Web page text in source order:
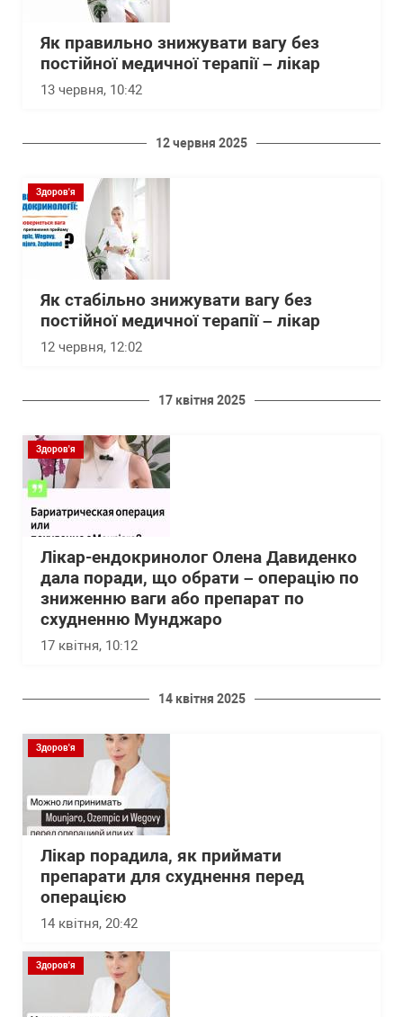
Як правильно знижувати вагу без
постійної медичної терапії – лікар
13 червня, 10:42
12 червня 2025
Здоров'я
Як стабільно знижувати вагу без
постійної медичної терапії – лікар
12 червня, 12:02
17 квітня 2025
Здоров'я
Лікар-ендокринолог Олена Давиденко
дала поради, що обрати – операцію по
зниженню ваги або препарат по
схудненню Мунджаро
17 квітня, 10:12
14 квітня 2025
Здоров'я
Лікар порадила, як приймати
препарати для схуднення перед
операцією
14 квітня, 20:42
Здоров'я